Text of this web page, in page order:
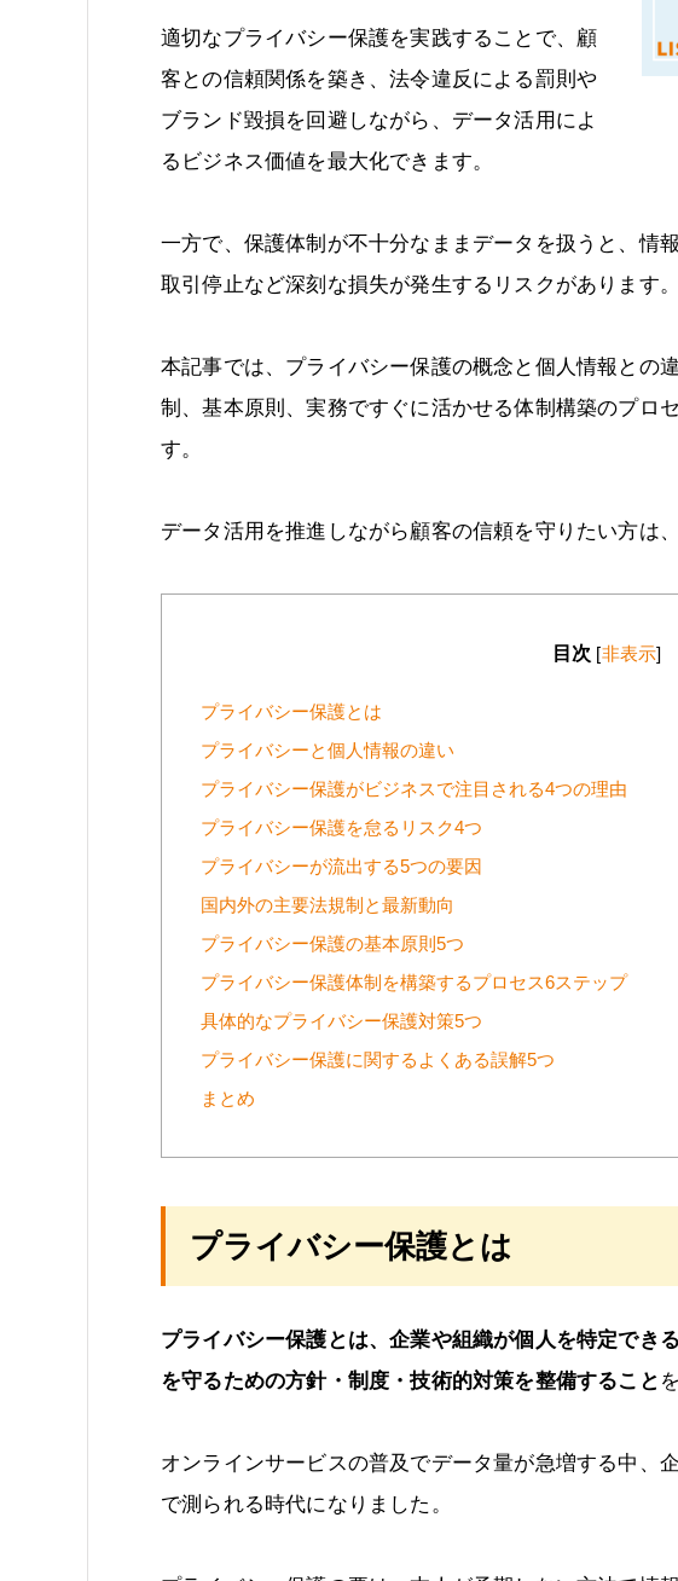
適切なプライバシー保護を実践することで、顧
客との信頼関係を築き、法令違反による罰則や
ブランド毀損を回避しながら、データ活用によ
るビジネス価値を最大化できます。
一方で、保護体制が不十分なままデータを扱うと、情
取引停止など深刻な損失が発生するリスクがあります。
本記事では、プライバシー保護の概念と個人情報との
制、基本原則、実務ですぐに活かせる体制構築のプロ
す。
データ活用を推進しながら顧客の信頼を守りたい方は
目次 [非表示]
プライバシー保護とは
プライバシーと個人情報の違い
プライバシー保護がビジネスで注目される4つの理由
プライバシー保護を怠るリスク4つ
プライバシーが流出する5つの要因
国内外の主要法規制と最新動向
プライバシー保護の基本原則5つ
プライバシー保護体制を構築するプロセス6ステップ
具体的なプライバシー保護対策5つ
プライバシー保護に関するよくある誤解5つ
まとめ
プライバシー保護とは
プライバシー保護とは、企業や組織が個人を特定でき
を守るための方針・制度・技術的対策を整備すること
オンラインサービスの普及でデータ量が急増する中、
で測られる時代になりました。